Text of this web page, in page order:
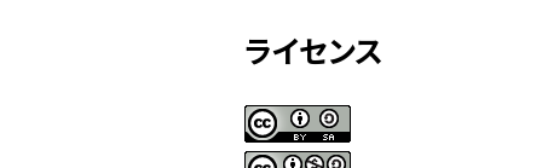
ライセンス